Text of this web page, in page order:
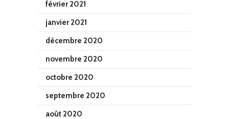
février 2021
janvier 2021
décembre 2020
novembre 2020
octobre 2020
septembre 2020
août 2020